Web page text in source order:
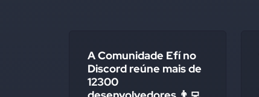
A Comunidade Efí no
Discord reúne mais de
12300